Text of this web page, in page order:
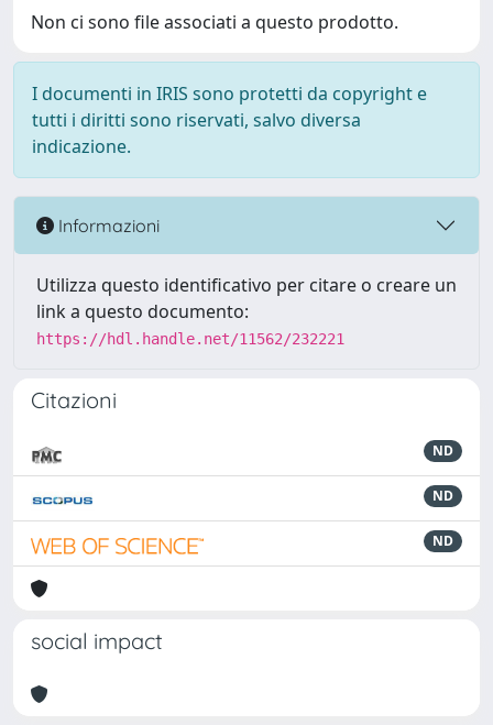
Non ci sono file associati a questo prodotto.
I documenti in IRIS sono protetti da copyright e
tutti i diritti sono riservati, salvo diversa
indicazione.
Informazioni
Utilizza questo identificativo per citare o creare un
link a questo documento:
https://hdl.handle.net/11562/232221
Citazioni
ND
ND
ND
social impact